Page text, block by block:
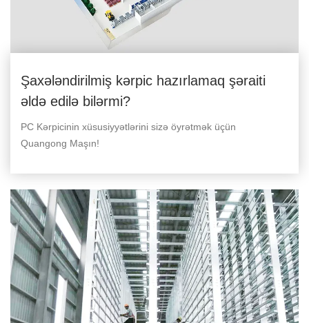
Şaxələndirilmiş kərpic hazırlamaq şəraiti
əldə edilə bilərmi?
PC Kərpicinin xüsusiyyətlərini sizə öyrətmək üçün
Quangong Maşın!